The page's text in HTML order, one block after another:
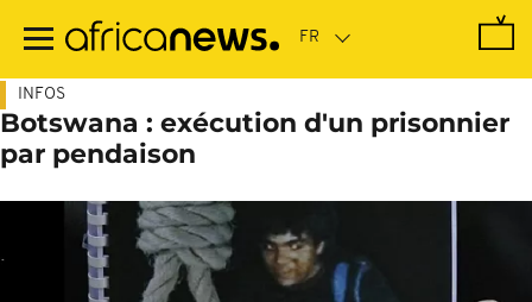
contenu
INFOS
Botswana : exécution d'un prisonnier
par pendaison